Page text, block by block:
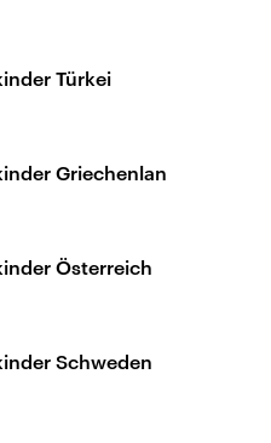
Türkei
Griechenlan
Österreich
Schweden